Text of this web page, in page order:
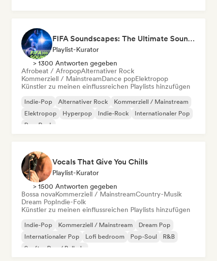
FIFA Soundscapes: The Ultimate Soundtrack ⚽️ Festival Indie, Electropop & Dance Anthems
Playlist-Kurator
> 1300 Antworten gegeben
Afrobeat / AfropopAlternativer Rock
Kommerziell / MainstreamDance popElektropop
Künstler zu meinen einflussreichen Playlists hinzufügen
Indie-Pop Alternativer Rock
Kommerziell / Mainstream
Elektropop
Hyperpop Indie-Rock
Internationaler Pop
Pop-Rock
Vocals That Give You Chills
Playlist-Kurator
> 1500 Antworten gegeben
Bossa novaKommerziell / MainstreamCountry-Musik
Dream PopIndie-Folk
Künstler zu meinen einflussreichen Playlists hinzufügen
Indie-Pop Kommerziell / Mainstream
Dream Pop
Internationaler Pop
Lofi bedroom Pop-Soul
R&B
Sanfter Pop / Ballade